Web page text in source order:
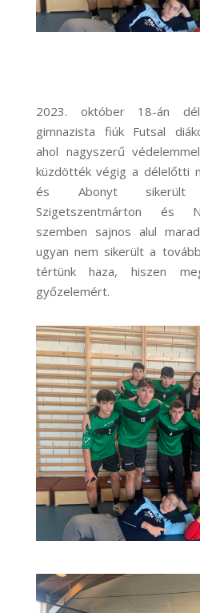
2023. október 18-án
gimnazista fiúk Futsal
ahol nagyszerű
küzdötték végig a délelőtti
és Abonyt sikerült
Szigetszentmárton és
szemben sajnos alul
ugyan nem sikerült a
tértünk haza, hiszen
győzelemért.